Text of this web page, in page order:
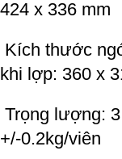
424 x 336 mm
Kích thước
khi lợp: 360 x
Trọng lượng:
+/-0.2kg/viên